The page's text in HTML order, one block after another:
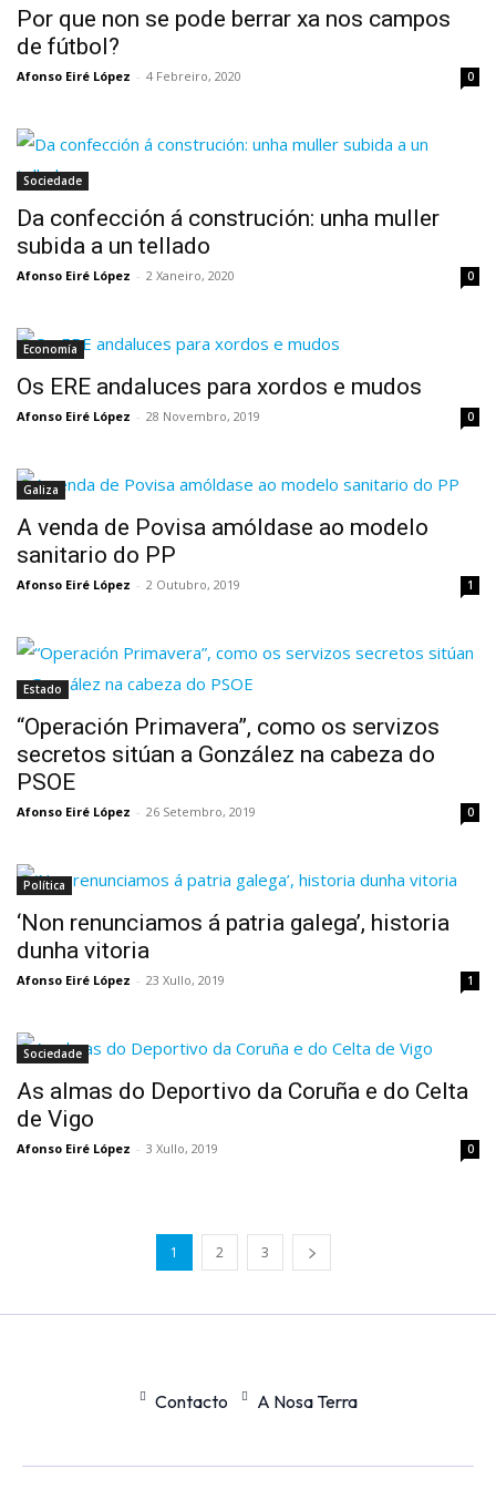
Por que non se pode berrar xa nos campos
de fútbol?
Afonso Eiré López - 4 Febreiro, 2020 0
Sociedade
Da confección á construción: unha muller
subida a un tellado
Afonso Eiré López - 2 Xaneiro, 2020 0
Economía
Os ERE andaluces para xordos e mudos
Afonso Eiré López - 28 Novembro, 2019 0
Galiza
A venda de Povisa amóldase ao modelo
sanitario do PP
Afonso Eiré López - 2 Outubro, 2019 1
Estado
“Operación Primavera”, como os servizos
secretos sitúan a González na cabeza do
PSOE
Afonso Eiré López - 26 Setembro, 2019 0
Política
‘Non renunciamos á patria galega’, historia
dunha vitoria
Afonso Eiré López - 23 Xullo, 2019 1
Sociedade
As almas do Deportivo da Coruña e do Celta
de Vigo
Afonso Eiré López - 3 Xullo, 2019 0
1 2 3
Contacto A Nosa Terra